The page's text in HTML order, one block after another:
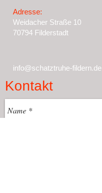
Adresse:
Weidacher Straße 10
70794 Filderstadt
info@schatztruhe-fildern.de
Kontakt